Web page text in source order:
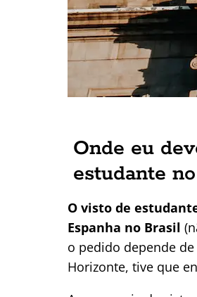
Onde eu
estudante
O visto de
Espanha no Brasil
o pedido depende
Horizonte, tive que